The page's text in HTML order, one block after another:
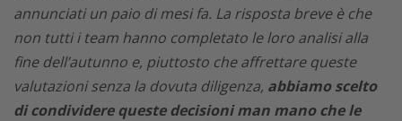
annunciati un paio di mesi fa. La risposta breve è che
non tutti i team hanno completato le loro analisi alla
fine dell’autunno e, piuttosto che affrettare queste
valutazioni senza la dovuta diligenza, abbiamo scelto
di condividere queste decisioni man mano che le